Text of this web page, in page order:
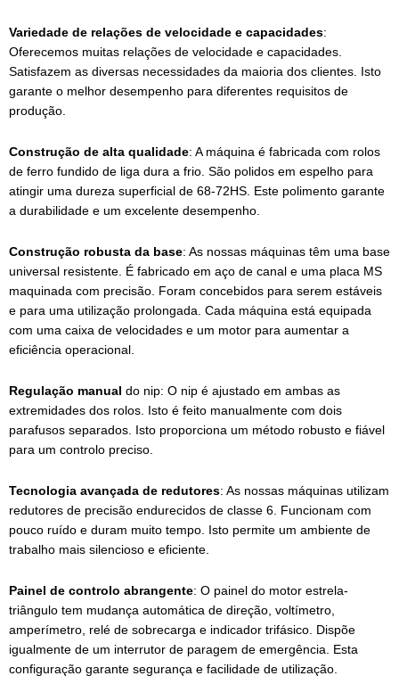
Variedade de relações de velocidade e capacidades:
Oferecemos muitas relações de velocidade e capacidades.
Satisfazem as diversas necessidades da maioria dos clientes. Isto
garante o melhor desempenho para diferentes requisitos de
produção.
Construção de alta qualidade: A máquina é fabricada com rolos
de ferro fundido de liga dura a frio. São polidos em espelho para
atingir uma dureza superficial de 68-72HS. Este polimento garante
a durabilidade e um excelente desempenho.
Construção robusta da base: As nossas máquinas têm uma base
universal resistente. É fabricado em aço de canal e uma placa MS
maquinada com precisão. Foram concebidos para serem estáveis
e para uma utilização prolongada. Cada máquina está equipada
com uma caixa de velocidades e um motor para aumentar a
eficiência operacional.
Regulação manual do nip: O nip é ajustado em ambas as
extremidades dos rolos. Isto é feito manualmente com dois
parafusos separados. Isto proporciona um método robusto e fiável
para um controlo preciso.
Tecnologia avançada de redutores: As nossas máquinas utilizam
redutores de precisão endurecidos de classe 6. Funcionam com
pouco ruído e duram muito tempo. Isto permite um ambiente de
trabalho mais silencioso e eficiente.
Painel de controlo abrangente: O painel do motor estrela-
triângulo tem mudança automática de direção, voltímetro,
amperímetro, relé de sobrecarga e indicador trifásico. Dispõe
igualmente de um interrutor de paragem de emergência. Esta
configuração garante segurança e facilidade de utilização.